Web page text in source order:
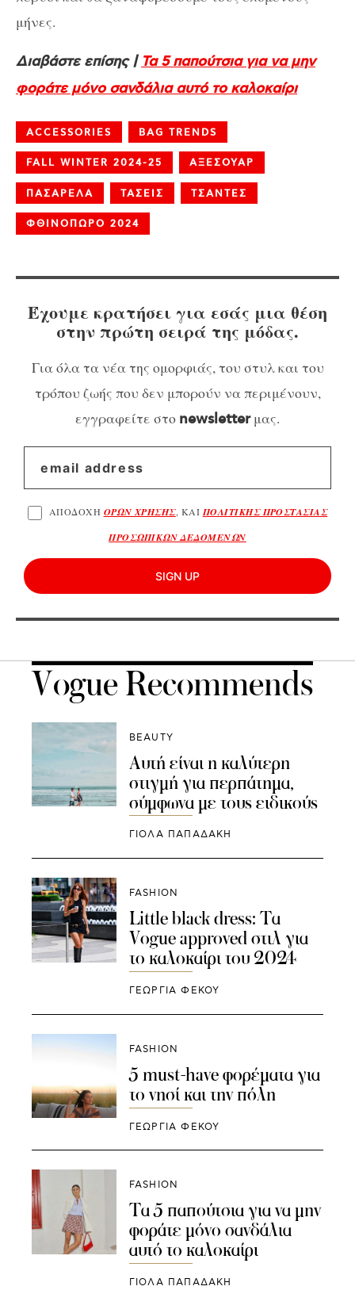
μήνες.
Διαβάστε επίσης | Τα 5 παπούτσια για να μην
φοράτε μόνο σανδάλια αυτό το καλοκαίρι
ACCESSORIES BAG TRENDS
FALL WINTER 2024-25 ΑΞΕΣΟΥΑΡ
ΠΑΣΑΡΕΛΑ ΤΑΣΕΙΣ ΤΣΑΝΤΕΣ
ΦΘΙΝΟΠΩΡΟ 2024
Έχουμε κρατήσει για εσάς μια θέση
στην πρώτη σειρά της μόδας.
Για όλα τα νέα της ομορφιάς, του στυλ και του
τρόπου ζωής που δεν μπορούν να περιμένουν,
εγγραφείτε στο newsletterμας.
ΑΠΟΔΟΧΗ ΟΡΩΝ ΧΡΗΣΗΣ, ΚΑΙ ΠΟΛΙΤΙΚΗΣ ΠΡΟΣΤΑΣΙΑΣ
ΠΡΟΣΩΠΙΚΩΝ ΔΕΔΟΜΕΝΩΝ
SIGN UP
Vogue Recommends
BEAUTY
Αυτή είναι η καλύτερη
στιγμή για περπάτημα,
σύμφωνα με τους ειδικούς
ΓΙΌΛΑ ΠΑΠΑΔΆΚΗ
FASHION
Little black dress: Τα
Vogue approved στιλ για
το καλοκαίρι του 2024
ΓΕΩΡΓΙΑ ΦΕΚΟΥ
FASHION
5 must-have φορέματα για
το νησί και την πόλη
ΓΕΩΡΓΙΑ ΦΕΚΟΥ
FASHION
Τα 5 παπούτσια για να μην
φοράτε μόνο σανδάλια
αυτό το καλοκαίρι
ΓΙΌΛΑ ΠΑΠΑΔΆΚΗ